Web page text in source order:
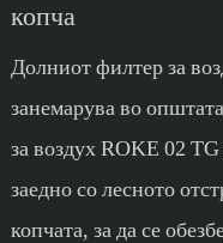
копча
Долниот филтер за
занемарува во
за воздух ROKE 02
заедно со лесното
копчата, за да се